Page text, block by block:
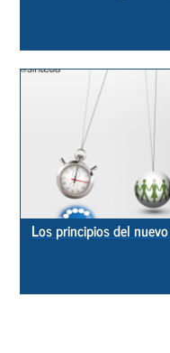
Los principios del